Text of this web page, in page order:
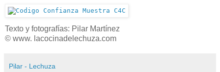
Texto y fotografías: Pilar Martínez
© www. lacocinadelechuza.com
Pilar - Lechuza